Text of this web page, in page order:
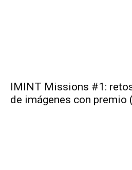
IMINT Missions #1:
de imágenes con premio